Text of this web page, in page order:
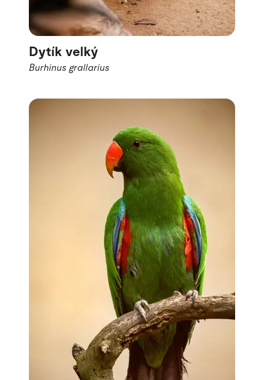
Dytík velký
Burhinus grallarius